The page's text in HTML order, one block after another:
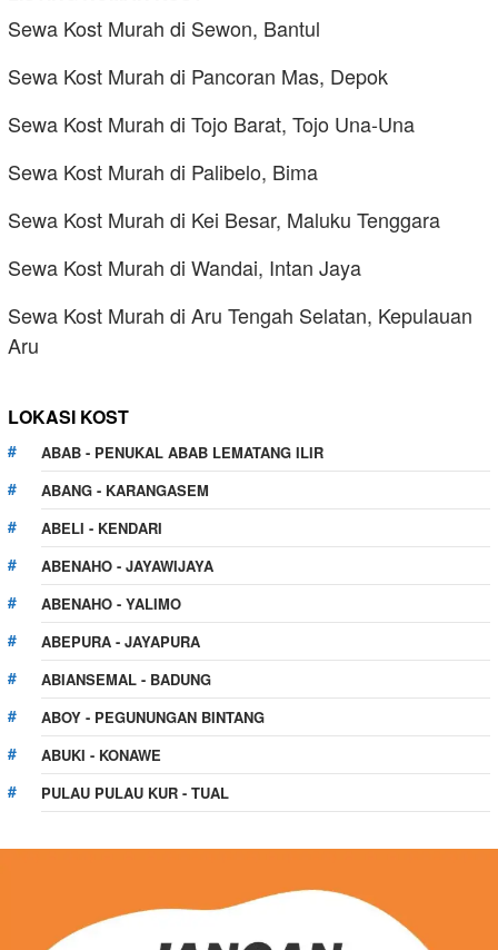
Sewa Kost Murah di Sewon, Bantul
Sewa Kost Murah di Pancoran Mas, Depok
Sewa Kost Murah di Tojo Barat, Tojo Una-Una
Sewa Kost Murah di Palibelo, Bima
Sewa Kost Murah di Kei Besar, Maluku Tenggara
Sewa Kost Murah di Wandai, Intan Jaya
Sewa Kost Murah di Aru Tengah Selatan, Kepulauan
Aru
LOKASI KOST
ABAB - PENUKAL ABAB LEMATANG ILIR
ABANG - KARANGASEM
ABELI - KENDARI
ABENAHO - JAYAWIJAYA
ABENAHO - YALIMO
ABEPURA - JAYAPURA
ABIANSEMAL - BADUNG
ABOY - PEGUNUNGAN BINTANG
ABUKI - KONAWE
PULAU PULAU KUR - TUAL